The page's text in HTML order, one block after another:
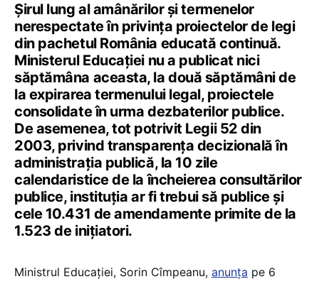
Șirul lung al amânărilor și termenelor
nerespectate în privința proiectelor de legi
din pachetul România educată continuă.
Ministerul Educației nu a publicat nici
săptămâna aceasta, la două săptămâni de
la expirarea termenului legal, proiectele
consolidate în urma dezbaterilor publice.
De asemenea, tot potrivit Legii 52 din
2003, privind transparența decizională în
administrația publică, la 10 zile
calendaristice de la încheierea consultărilor
publice, instituția ar fi trebui să publice și
cele 10.431 de amendamente primite de la
1.523 de inițiatori.
Ministrul Educației, Sorin Cîmpeanu, anunța pe 6